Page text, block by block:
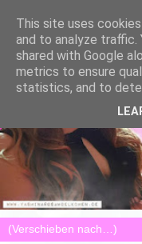
This site uses
and to analyze traffic.
shared with Google
metrics to ensure
statistics, and to